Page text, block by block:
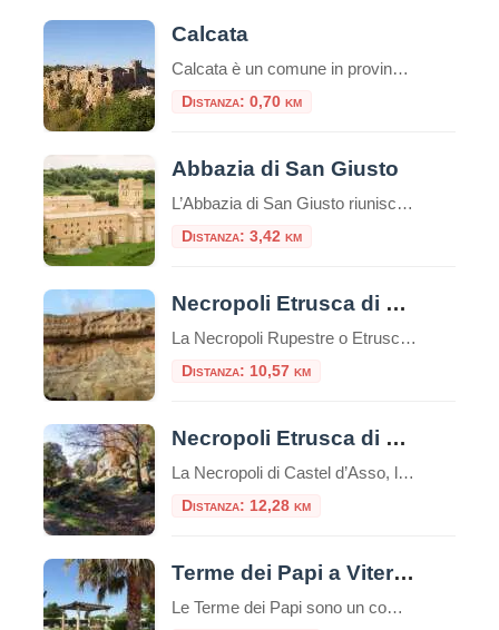
Calcata
Calcata è un comune in provincia di Viterbo, e dista dal capoluogo circa 45 km. A pochi chilometri da Roma, la cittadina di Calcata, arroccata sopra una montagna di tufo, domina la verde valle del fiume Treja. Nel paese di Calcata è stata girata la scena della distruzione del paesello nel film Amici miei del […]
Distanza: 0,70 km
Abbazia di San Giusto
L’Abbazia di San Giusto riunisce molti secoli di storia in uno splendido luogo. Il monastero si affaccia sulla valle del fiume Marta, protetto da colline su entrambi i lati. Questa zona, a quattro chilometri da Tuscania, è stata anche in tempi
Distanza: 3,42 km
Necropoli Etrusca di Norchia
La Necropoli Rupestre o Etrusca di Norchia è un antico sito archeologico situato nelle vicinanze di Vetralla, una cittadina nella regione del Lazio in Italia. Si tratta di una necropoli, cioè un’area dove sono presenti tombe e sepolture, caratterizzata da un particolare tipo di tomba, chiamata “tomba a camera rupestre”, scavata nella roccia tufacea. Le […]
Distanza: 10,57 km
Necropoli Etrusca di Castel d’Asso
La Necropoli di Castel d’Asso, l’antica Axia, è un importante sito archeologico etrusco situato nella regione del Lazio, in Italia, a circa 7 chilometri a nord-ovest di Viterbo.Questa necropoli è una delle più grandi e meglio conservate della civiltà etrusca, un’antica civiltà pre-romana che esisteva nell’Italia centrale tra l’VIII e il I secolo a.C.Il sito […]
Distanza: 12,28 km
Terme dei Papi a Viterbo
Le Terme dei Papi sono un complesso termale situato nella città di Viterbo, nel Lazio.Queste terme sono conosciute per la loro storia antica e la reputazione di offrire benefici per la salute e il benessere. Storia e Origine delle Terme dei Papi Le Terme dei Papi hanno una lunga storia che risale all’epoca romana.Il nome […]